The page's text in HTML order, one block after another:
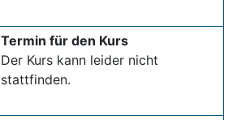
Termin für den Kurs
Der Kurs kann leider nicht
stattfinden.